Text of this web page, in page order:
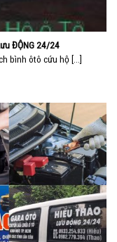
ĐỘNG 24/24
bình ôtô cứu hộ [...]